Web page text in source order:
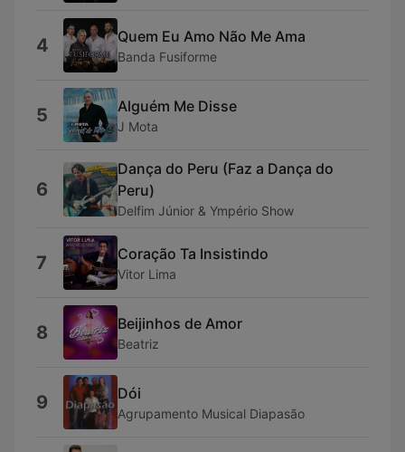
4 Quem Eu Amo Não Me Ama
Banda Fusiforme
5 Alguém Me Disse
J Mota
6
Dança do Peru (Faz a Dança do
Peru)
Delfim Júnior & Ympério Show
7 Coração Ta Insistindo
Vitor Lima
8 Beijinhos de Amor
Beatriz
9 Dói
Agrupamento Musical Diapasão